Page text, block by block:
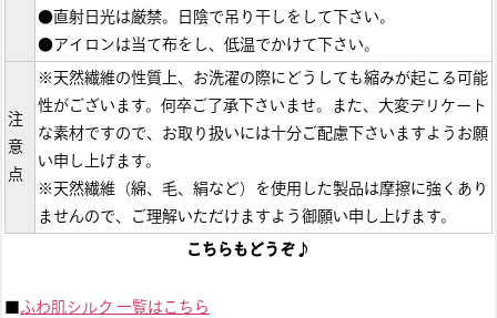
●直射日光は厳禁。日陰で吊り干しをして下さい。
●アイロンは当て布をし、低温でかけて下さい。
注
意
点
※天然繊維の性質上、お洗濯の際にどうしても縮みが起こる可能
性がございます。何卒ご了承下さいませ。また、大変デリケート
な素材ですので、お取り扱いには十分ご配慮下さいますようお願
い申し上げます。
※天然繊維（綿、毛、絹など）を使用した製品は摩擦に強くあり
ませんので、ご理解いただけますよう御願い申し上げます。
こちらもどうぞ♪
■ふわ肌シルク 一覧はこちら